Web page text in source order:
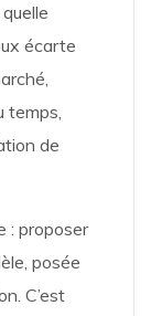
écarte
temps,
de
: proposer
posée
C’est